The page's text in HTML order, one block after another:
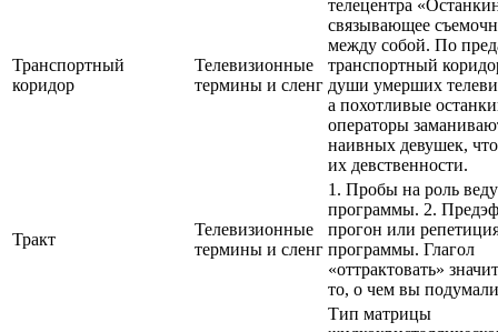
Транспортный
коридор
Телевизионные
термины и сленг
телецентра
связывающее
между собой. По
транспортный
души умерших
а похотливые
операторы
наивных девушек,
их девственности.
Тракт
Телевизионные
термины и сленг
1. Пробы на роль
программы. 2.
прогон или
программы. Глагол
«оттрактовать»
то, о чем вы
Тип матрицы